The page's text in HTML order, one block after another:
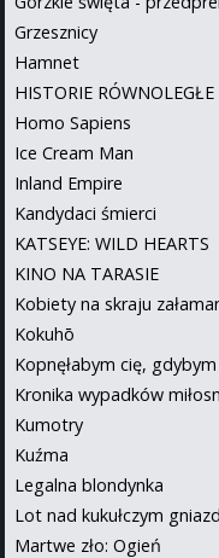
Grzesznicy
Hamnet
HISTORIE RÓWNOLEGŁE
Homo Sapiens
Ice Cream Man
Inland Empire
Kandydaci śmierci
KATSEYE: WILD HEARTS
KINO NA TARASIE
Kobiety na skraju
Kokuhō
Kopnęłabym cię,
Kronika wypadków
Kumotry
Kuźma
Legalna blondynka
Lot nad kukułczym
Martwe zło: Ogień